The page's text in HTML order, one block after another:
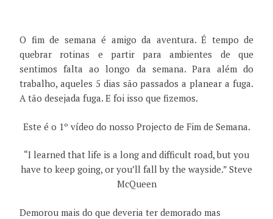
O fim de semana é amigo da aventura. É tempo de
quebrar rotinas e partir para ambientes de que
sentimos falta ao longo da semana. Para além do
trabalho, aqueles 5 dias são passados a planear a fuga.
A tão desejada fuga. E foi isso que fizemos.
Este é o 1º vídeo do nosso Projecto de Fim de Semana.
“I learned that life is a long and difficult road, but you
have to keep going, or you’ll fall by the wayside.” Steve
McQueen
Demorou mais do que deveria ter demorado mas